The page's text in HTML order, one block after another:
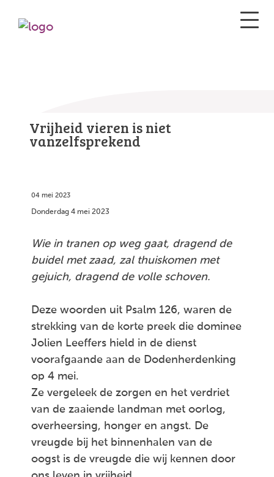
Vrijheid vieren is niet
vanzelfsprekend
04 mei 2023
Donderdag 4 mei 2023
Wie in tranen op weg gaat, dragend de
buidel met zaad, zal thuiskomen met
gejuich, dragend de volle schoven.
Deze woorden uit Psalm 126, waren de
strekking van de korte preek die dominee
Jolien Leeffers hield in de dienst
voorafgaande aan de Dodenherdenking
op 4 mei.
Ze vergeleek de zorgen en het verdriet
van de zaaiende landman met oorlog,
overheersing, honger en angst. De
vreugde bij het binnenhalen van de
oogst is de vreugde die wij kennen door